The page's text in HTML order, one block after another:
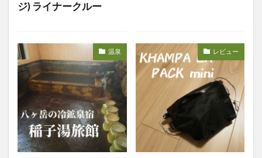
ジ) ライナークルー
温泉 レビュー